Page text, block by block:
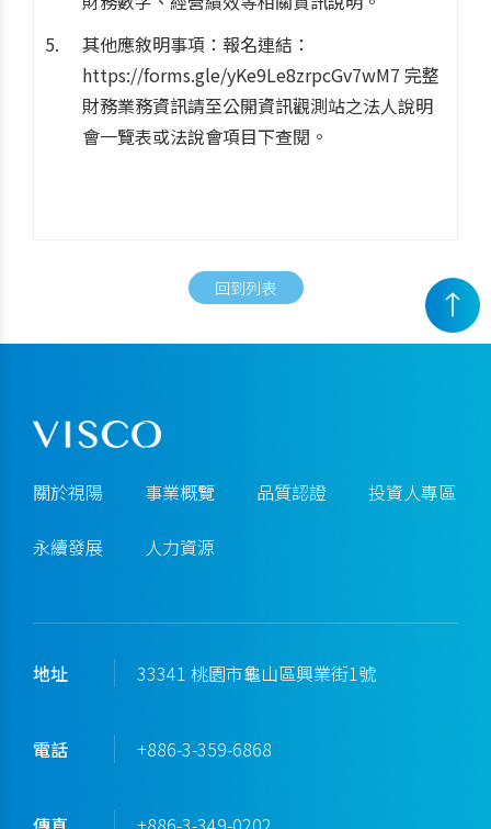
其他應敘明事項：報名連結：
https://forms.gle/yKe9Le8zrpcGv7wM7 完整
財務業務資訊請至公開資訊觀測站之法人說明
會一覽表或法說會項目下查閱。
回到列表
關於視陽 事業概覽 品質認證 投資人專區
永續發展 人力資源
地址 33341 桃園市龜山區興業街1號
電話 +886-3-359-6868